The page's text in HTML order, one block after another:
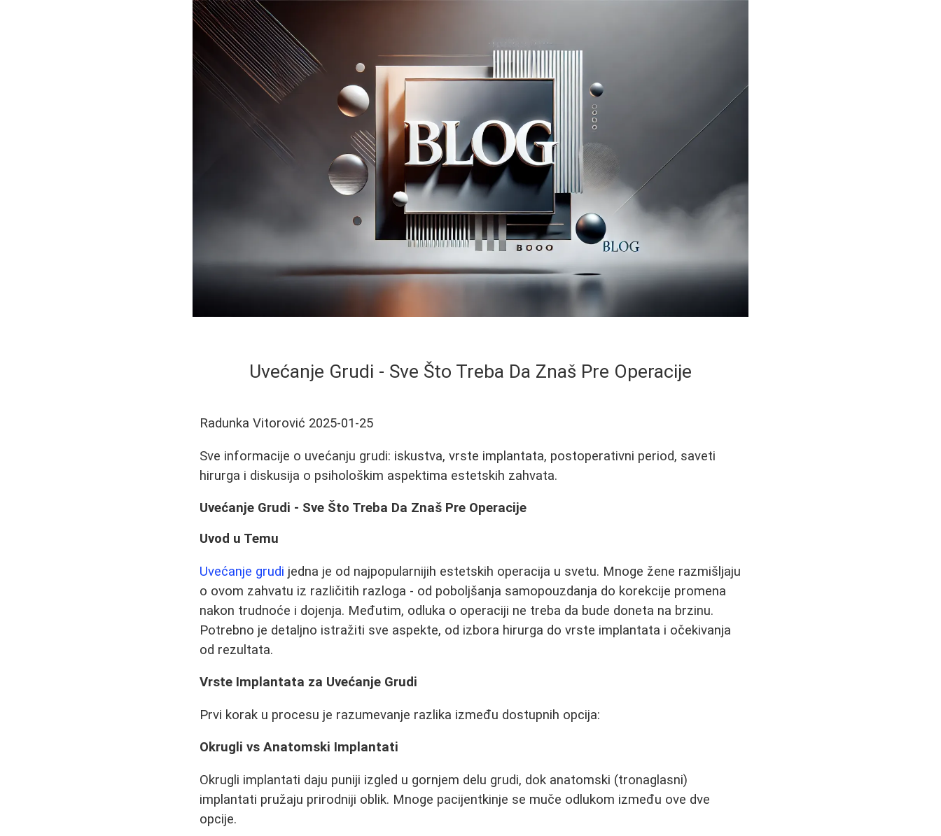
Uvećanje Grudi - Sve Što Treba Da Znaš Pre Operacije
Radunka Vitorović 2025-01-25
Sve informacije o uvećanju grudi: iskustva, vrste implantata, postoperativni period, saveti
hirurga i diskusija o psihološkim aspektima estetskih zahvata.
Uvećanje Grudi - Sve Što Treba Da Znaš Pre Operacije
Uvod u Temu
Uvećanje grudi jedna je od najpopularnijih estetskih operacija u svetu. Mnoge žene razmišljaju
o ovom zahvatu iz različitih razloga - od poboljšanja samopouzdanja do korekcije promena
nakon trudnoće i dojenja. Međutim, odluka o operaciji ne treba da bude doneta na brzinu.
Potrebno je detaljno istražiti sve aspekte, od izbora hirurga do vrste implantata i očekivanja
od rezultata.
Vrste Implantata za Uvećanje Grudi
Prvi korak u procesu je razumevanje razlika između dostupnih opcija:
Okrugli vs Anatomski Implantati
Okrugli implantati daju puniji izgled u gornjem delu grudi, dok anatomski (tronaglasni)
implantati pružaju prirodniji oblik. Mnoge pacijentkinje se muče odlukom između ove dve
opcije.